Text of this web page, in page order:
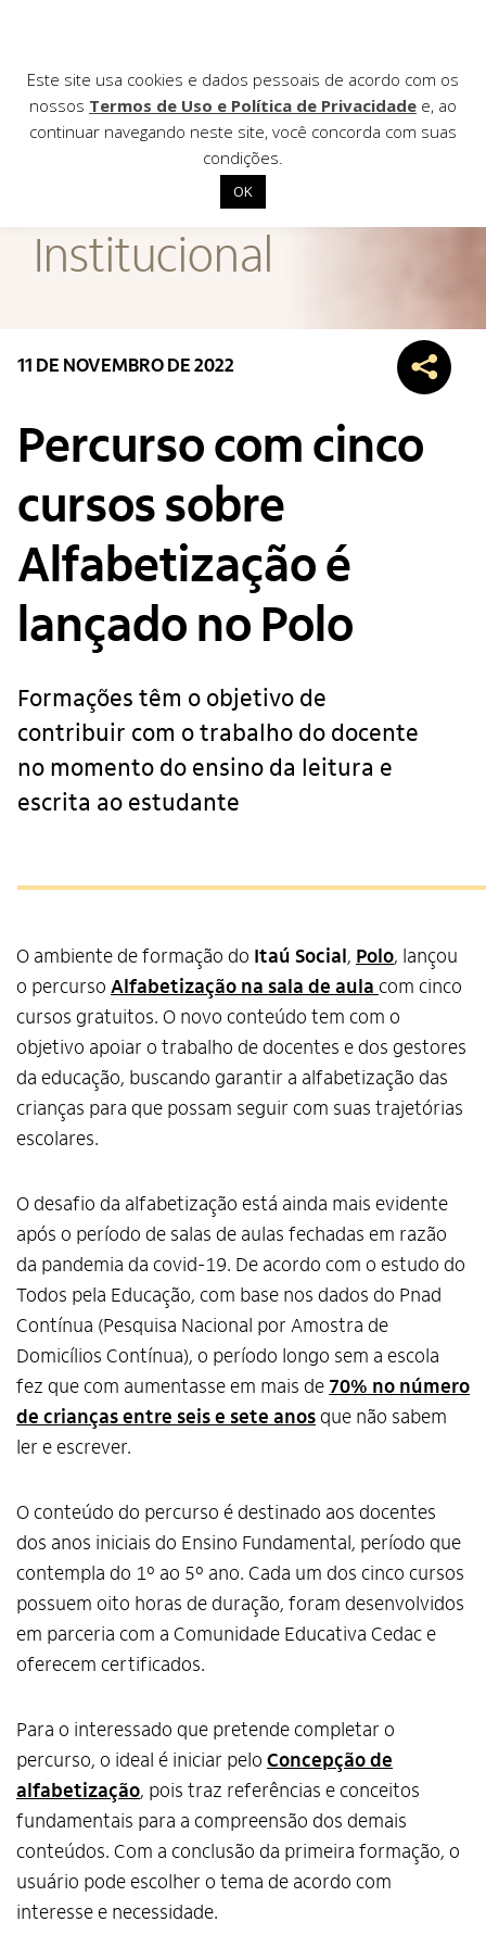
Institucional
Contato
Institucional
11 DE NOVEMBRO DE 2022
Percurso com cinco
cursos sobre
Alfabetização é
lançado no Polo
Formações têm o objetivo de
contribuir com o trabalho do docente
no momento do ensino da leitura e
escrita ao estudante
O ambiente de formação do Itaú Social, Polo, lançou
o percurso Alfabetização na sala de aula com cinco
cursos gratuitos. O novo conteúdo tem com o
objetivo apoiar o trabalho de docentes e dos gestores
da educação, buscando garantir a alfabetização das
crianças para que possam seguir com suas trajetórias
escolares.
O desafio da alfabetização está ainda mais evidente
após o período de salas de aulas fechadas em razão
da pandemia da covid-19. De acordo com o estudo do
Todos pela Educação, com base nos dados do Pnad
Contínua (Pesquisa Nacional por Amostra de
Domicílios Contínua), o período longo sem a escola
fez que com aumentasse em mais de 70% no número
de crianças entre seis e sete anosque não sabem
ler e escrever.
O conteúdo do percurso é destinado aos docentes
dos anos iniciais do Ensino Fundamental, período que
contempla do 1º ao 5º ano. Cada um dos cinco cursos
possuem oito horas de duração, foram desenvolvidos
em parceria com a Comunidade Educativa Cedac e
oferecem certificados.
Para o interessado que pretende completar o
percurso, o ideal é iniciar pelo Concepção de
alfabetização, pois traz referências e conceitos
fundamentais para a compreensão dos demais
conteúdos. Com a conclusão da primeira formação, o
usuário pode escolher o tema de acordo com
interesse e necessidade.
Este site usa cookies e dados pessoais de acordo com os
nossos Termos de Uso e Política de Privacidade e, ao
continuar navegando neste site, você concorda com suas
condições.
OK